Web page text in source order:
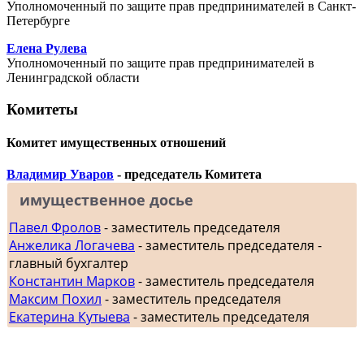
Уполномоченный по защите прав предпринимателей в Санкт-
Петербурге
Елена Рулева
Уполномоченный по защите прав предпринимателей в
Ленинградской области
Комитеты
Комитет имущественных отношений
Владимир Уваров - председатель Комитета
имущественное досье
Павел Фролов- заместитель председателя
Анжелика Логачева - заместитель председателя -
главный бухгалтер
Константин Марков- заместитель председателя
Максим Похил - заместитель председателя
Екатерина Кутыева - заместитель председателя